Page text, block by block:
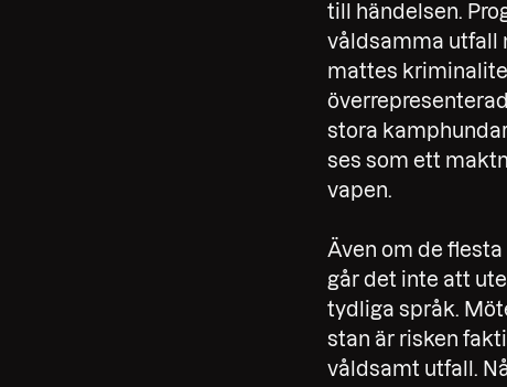
till händelsen.
våldsamma utfall
mattes
stora
ses som ett
vapen.
Även om de
går det inte att
tydliga språk.
stan är risken
våldsamt utfall.